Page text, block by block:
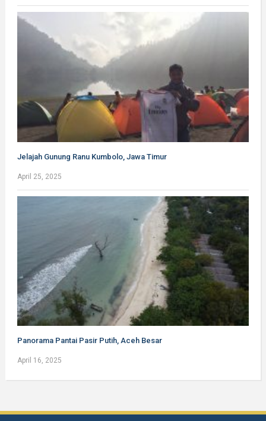
Jelajah Gunung Ranu Kumbolo, Jawa Timur
April 25, 2025
Panorama Pantai Pasir Putih, Aceh Besar
April 16, 2025